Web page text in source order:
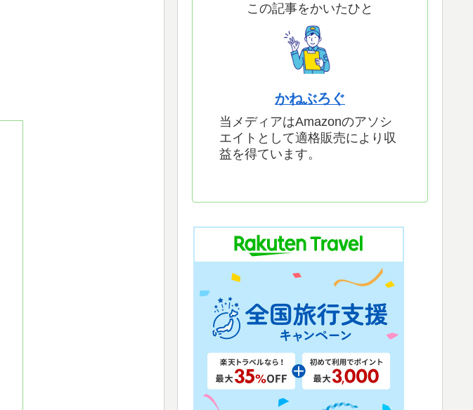
この記事をかいたひと
かねぶろぐ
当メディアはAmazonのアソシ
エイトとして適格販売により収
益を得ています。